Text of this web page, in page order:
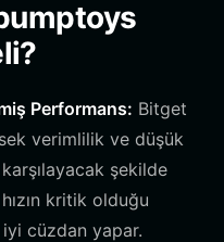
Performans: Bitget
verimlilik ve düşük
şekilde
kritik olduğu
cüzdan yapar.